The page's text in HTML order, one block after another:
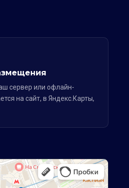
сервер или офлайн-
на сайт, в Яндекс.Карты,